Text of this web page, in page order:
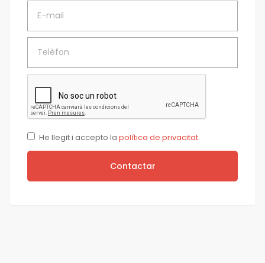
He llegit i accepto la política de privacitat.
Contactar